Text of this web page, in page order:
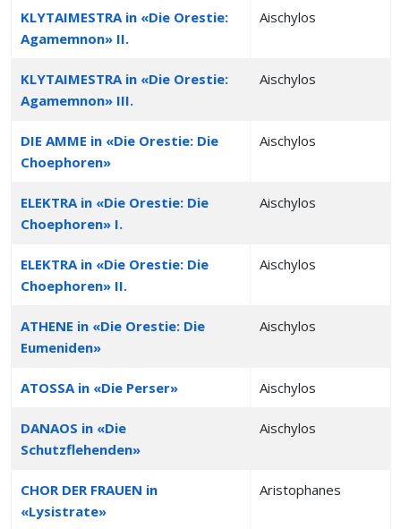
KLYTAIMESTRA in «Die Orestie:
Agamemnon» II.
Aischylos
KLYTAIMESTRA in «Die Orestie:
Agamemnon» III.
Aischylos
DIE AMME in «Die Orestie: Die
Choephoren»
Aischylos
ELEKTRA in «Die Orestie: Die
Choephoren» I.
Aischylos
ELEKTRA in «Die Orestie: Die
Choephoren» II.
Aischylos
ATHENE in «Die Orestie: Die
Eumeniden»
Aischylos
ATOSSA in «Die Perser» Aischylos
DANAOS in «Die
Schutzflehenden»
Aischylos
CHOR DER FRAUEN in
«Lysistrate»
Aristophanes